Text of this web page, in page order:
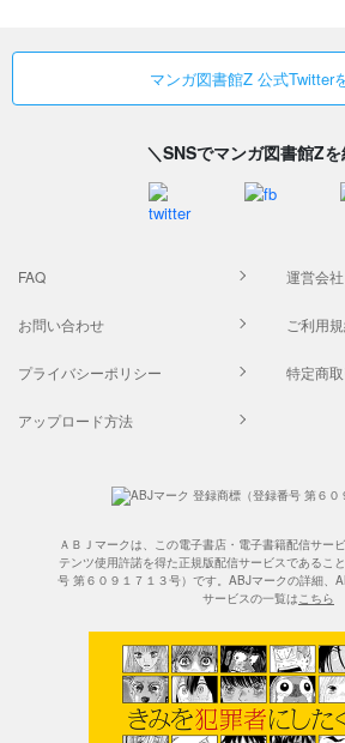
マンガ図書館Z 公式Twitter
＼SNSでマンガ図書館Z
FAQ 運営会社
お問い合わせ ご利用
プライバシーポリシー 特定商
アップロード方法
ＡＢＪマークは、この電子書店・電子書籍配信サー
テンツ使用許諾を得た正規版配信サービスであるこ
号 第６０９１７１３号）です。ABJマークの詳細、
サービスの一覧はこちら